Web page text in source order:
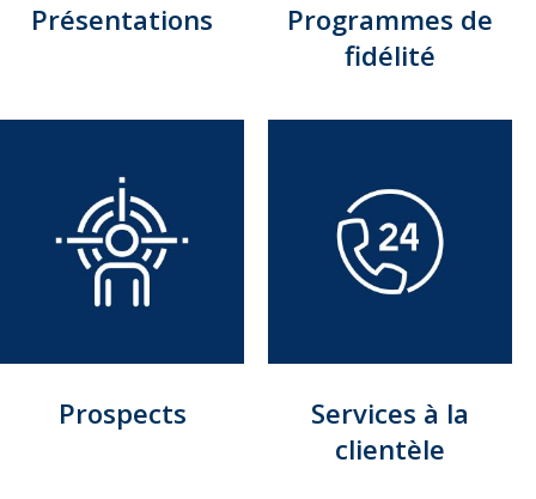
Présentations
Programmes de
fidélité
Prospects
Services à la
clientèle